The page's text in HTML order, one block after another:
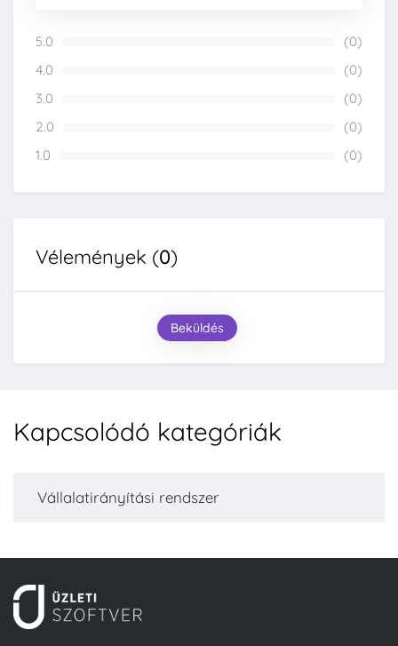
5.0
(0)
4.0
(0)
3.0
(0)
2.0
(0)
1.0
(0)
Vélemények (0)
Beküldés
Kapcsolódó kategóriák
Vállalatirányítási rendszer